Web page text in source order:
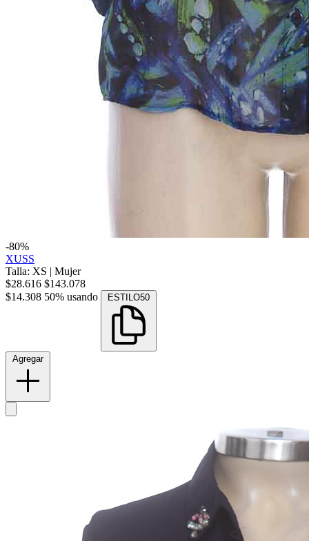
-80%
XUSS
Talla: XS | Mujer
$28.616 $143.078
$14.308 50% usando ESTILO50
Agregar